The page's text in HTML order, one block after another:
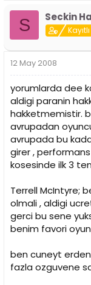
S Seckin
12 May 2008
yorumlarda dee
aldigi paranin
hakketmemistir.
avrupadan
avrupada bu
girer ,
kosesinde ilk 3
Terrell McIntyre;
olmali , aldigi
gerci bu sene
benim favori
ben cuneyt
fazla ozguvene